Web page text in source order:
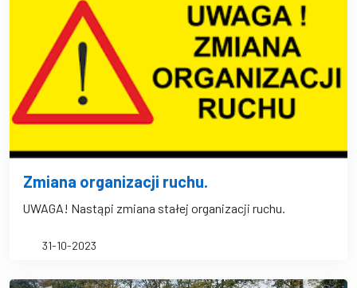
Zmiana organizacji ruchu.
UWAGA! Nastąpi zmiana stałej organizacji ruchu.
31-10-2023